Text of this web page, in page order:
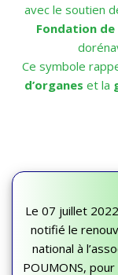
avec le soutien
Fondation de
Ce symbole
d’organes et la
Le 07 juillet
notifié le
national à
POUMONS,